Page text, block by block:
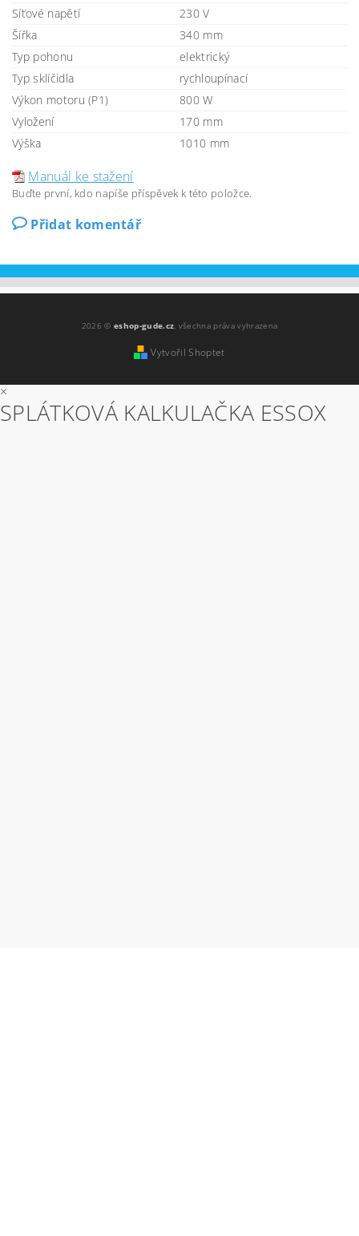
Síťové napětí
230 V
Šířka
340 mm
Typ pohonu
elektrický
Typ sklíčidla
rychloupínací
Výkon motoru (P1)
800 W
Vyložení
170 mm
Výška
1010 mm
Manuál ke stažení
Buďte první, kdo napíše příspěvek k této položce.
Přidat komentář
2026 ©eshop-gude.cz , všechna práva vyhrazena
Vytvořil Shoptet
×
SPLÁTKOVÁ KALKULAČKA ESSOX